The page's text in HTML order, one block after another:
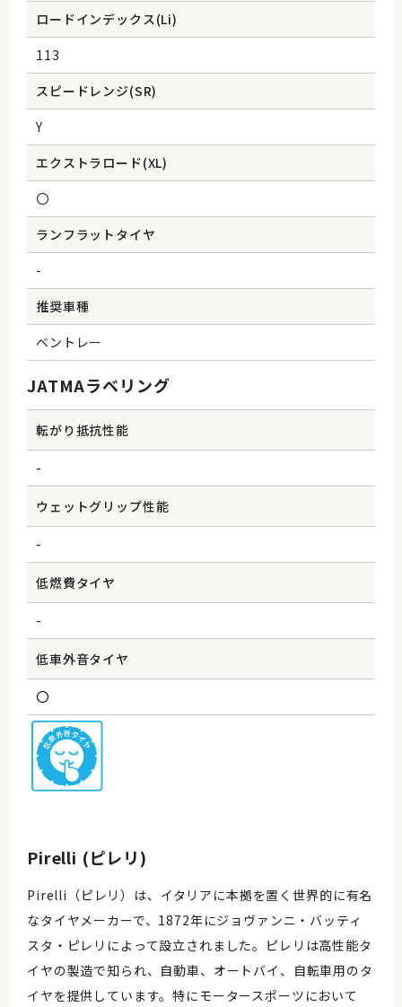
ロードインデックス(Li)
113
スピードレンジ(SR)
Y
エクストラロード(XL)
〇
ランフラットタイヤ
-
推奨車種
ベントレー
JATMAラベリング
転がり抵抗性能
-
ウェットグリップ性能
-
低燃費タイヤ
-
低車外音タイヤ
〇
Pirelli (ピレリ)
Pirelli（ピレリ）は、イタリアに本拠を置く世界的に有名
なタイヤメーカーで、1872年にジョヴァンニ・バッティ
スタ・ピレリによって設立されました。ピレリは高性能タ
イヤの製造で知られ、自動車、オートバイ、自転車用のタ
イヤを提供しています。特にモータースポーツにおいて